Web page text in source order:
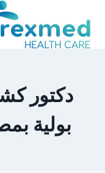
المحتوى
دكتور
بولية